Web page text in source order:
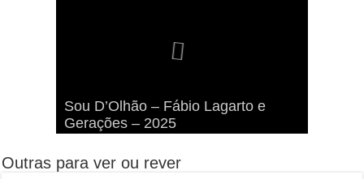
Sou D’Olhão – Fábio Lagarto e
Gerações – 2025
Armona: Música, Comida e
Diversão à Beira-Ria!
Taphani X Benkest: Vídeo Musical
na Ilha da Armona
“Lavar a Loiça” na Ilha dos
Hangares
Quatro Dias Mais Um de Aventura e
Diversão!
Outras para ver ou rever